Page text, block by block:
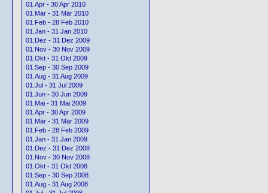
01.Apr - 30 Apr 2010
01.Mär - 31 Mär 2010
01.Feb - 28 Feb 2010
01.Jan - 31 Jan 2010
01.Dez - 31 Dez 2009
01.Nov - 30 Nov 2009
01.Okt - 31 Okt 2009
01.Sep - 30 Sep 2009
01.Aug - 31 Aug 2009
01.Jul - 31 Jul 2009
01.Jun - 30 Jun 2009
01.Mai - 31 Mai 2009
01.Apr - 30 Apr 2009
01.Mär - 31 Mär 2009
01.Feb - 28 Feb 2009
01.Jan - 31 Jan 2009
01.Dez - 31 Dez 2008
01.Nov - 30 Nov 2008
01.Okt - 31 Okt 2008
01.Sep - 30 Sep 2008
01.Aug - 31 Aug 2008